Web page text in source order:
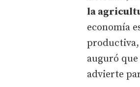
la
economía
productiva,
auguró
advierte